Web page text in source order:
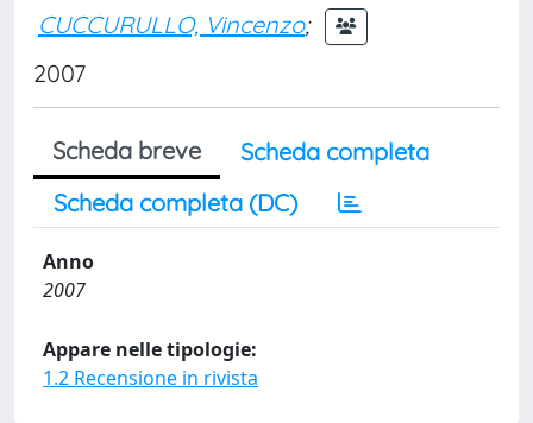
CUCCURULLO, Vincenzo;
2007
Scheda breve
Scheda completa
Scheda completa (DC)
Anno
2007
Appare nelle tipologie:
1.2 Recensione in rivista